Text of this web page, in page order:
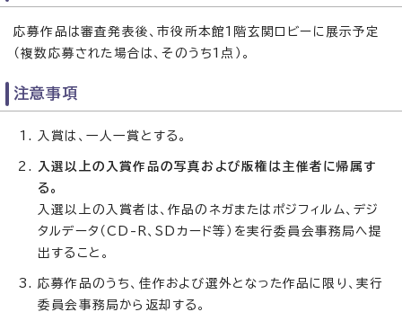
応募作品は審査発表後、市役所本館1階玄関ロビーに展示予定
（複数応募された場合は、そのうち1点）。
注意事項
入賞は、一人一賞とする。
入選以上の入賞作品の写真および版権は主催者に帰属す
る。
入選以上の入賞者は、作品のネガまたはポジフィルム、デジ
タルデータ（CD-R、SDカード等）を実行委員会事務局へ提
出すること。
応募作品のうち、佳作および選外となった作品に限り、実行
委員会事務局から返却する。